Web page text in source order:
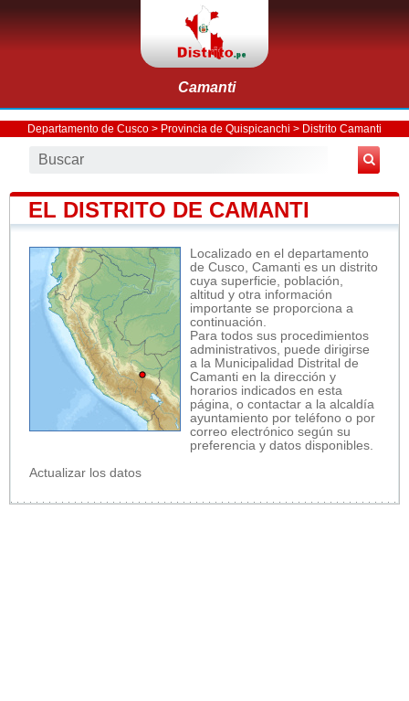
Camanti
Departamento de Cusco > Provincia de Quispicanchi > Distrito Camanti
EL DISTRITO DE CAMANTI
Localizado en el departamento
de Cusco, Camanti es un distrito
cuya superficie, población,
altitud y otra información
importante se proporciona a
continuación.
Para todos sus procedimientos
administrativos, puede dirigirse
a la Municipalidad Distrital de
Camanti en la dirección y
horarios indicados en esta
página, o contactar a la alcaldía
ayuntamiento por teléfono o por
correo electrónico según su
preferencia y datos disponibles.
Actualizar los datos